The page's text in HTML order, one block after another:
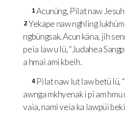
1Acunüng, Pilat naw
2Yekape naw nghling
ngbüngsak. Acun käna, jih
peia law u lü, “Judahea
a hmai ami kbeih.
4 Pilat naw lut law betü lü,
awnga mkhyenak i pi am
vaia, nami veia ka lawpüi